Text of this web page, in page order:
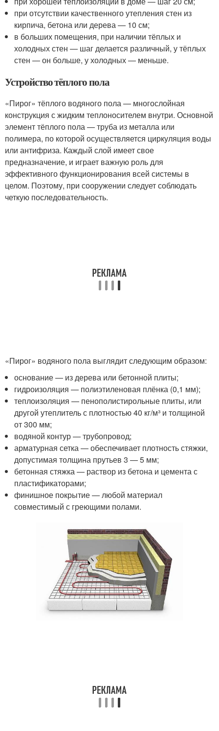
при отсутствии качественного утепления стен из
кирпича, бетона или дерева — 10 см;
в больших помещения, при наличии тёплых и
холодных стен — шаг делается различный, у тёплых
стен — он больше, у холодных — меньше.
Устройство тёплого пола
«Пирог» тёплого водяного пола — многослойная
конструкция с жидким теплоносителем внутри. Основной
элемент тёплого пола — труба из металла или
полимера, по которой осуществляется циркуляция воды
или антифриза. Каждый слой имеет свое
предназначение, и играет важную роль для
эффективного функционирования всей системы в
целом. Поэтому, при сооружении следует соблюдать
четкую последовательность.
«Пирог» водяного пола выглядит следующим образом:
основание — из дерева или бетонной плиты;
гидроизоляция — полиэтиленовая плёнка (0,1 мм);
теплоизоляция — пенополистирольные плиты, или
другой утеплитель с плотностью 40 кг/м³ и толщиной
от 300 мм;
водяной контур — трубопровод;
арматурная сетка — обеспечивает плотность стяжки,
допустимая толщина прутьев 3 — 5 мм;
бетонная стяжка — раствор из бетона и цемента с
пластификаторами;
финишное покрытие — любой материал
совместимый с греющими полами.